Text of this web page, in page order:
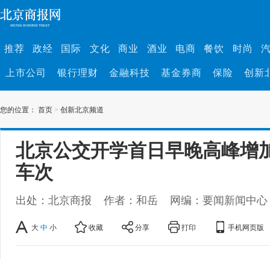
推荐 政经 国际 文化 商业 酒业 电商 餐饮 时尚
上市公司 银行理财 金融科技 基金券商 保险 创新
您的位置： 首页 > 创新北京频道
北京公交开学首日早晚高峰增
车次
出处：北京商报 作者：和岳 网编：要闻新闻中心
大 中 小 收藏 分享 打印 手机网页版